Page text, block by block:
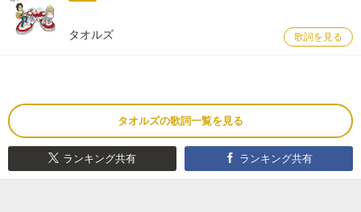
タオルズ 歌詞を見る
タオルズの歌詞一覧を見る
ランキング共有 ランキング共有